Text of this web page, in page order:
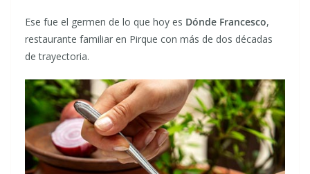
Ese fue el germen de lo que hoy es Dónde Francesco,
restaurante familiar en Pirque con más de dos décadas
de trayectoria.